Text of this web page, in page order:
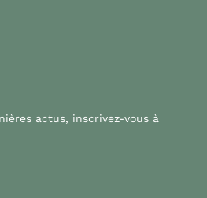
actus, inscrivez-vous à